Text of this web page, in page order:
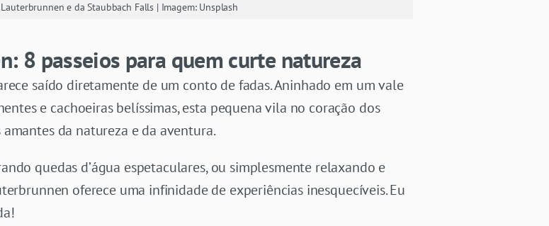
e da Staubbach Falls | Imagem: Unsplash
8 passeios para quem curte natureza
saído diretamente de um conto de fadas. Aninhado em um vale
e cachoeiras belíssimas, esta pequena vila no coração dos
da natureza e da aventura.
quedas d’água espetaculares, ou simplesmente relaxando e
oferece uma infinidade de experiências inesquecíveis. Eu